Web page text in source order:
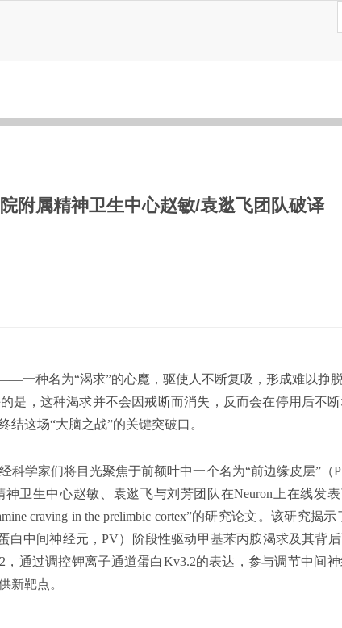
附属精神卫生中心赵敏/袁逖飞团队破译
一种名为“渴求”的心魔，驱使人不断复吸，形成难以挣
是，这种渴求并不会因戒断而消失，反而会在停用后不
这场“大脑之战”的关键突破口。
科学家们将目光聚焦于前额叶中一个名为“前边缘皮层”（
卫生中心赵敏、袁逖飞与刘芳团队在Neuron上在线发表了
craving in the prelimbic cortex”的研究论文。该研究
白中间神经元，PV）阶段性驱动甲基苯丙胺渴求及其背
通过调控钾离子通道蛋白Kv3.2的表达，参与调节中间
新靶点。